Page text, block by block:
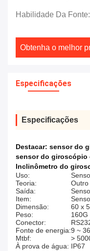
Habilidade Da Fonte:
Obtenha o melhor
Especificações
Especificações
Destacar: sensor do
sensor do giroscópio
Inclinômetro do
Uso:
Teoria:
Outro
Saída:
Item:
Dimensão:
60 x
Peso:
160G
Conector:
Fonte de energia:9 ~
Mtbf:
>
À prova de água: IP67